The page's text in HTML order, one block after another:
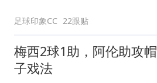
足球印象CC 22跟贴
梅西2球1助，阿伦助攻帽
子戏法